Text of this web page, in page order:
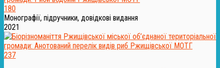
180
Монографії, підручники, довідкові видання
2021
237